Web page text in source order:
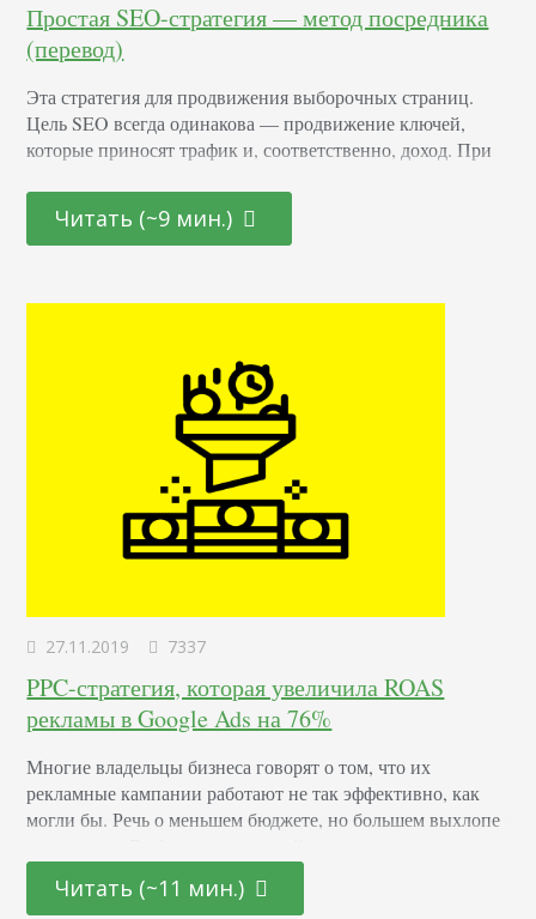
Простая SEO-стратегия — метод посредника
(перевод)
Эта стратегия для продвижения выборочных страниц.
Цель SEO всегда одинакова — продвижение ключей,
которые приносят трафик и, соответственно, доход. При
запрос "что такое страхование" для вывода в топ
хороший, но "купить страховку" лучше, т. к. он приводит
посредника, о котором я…
Читать (~9 мин.)
27.11.2019 7337
PPC-стратегия, которая увеличила ROAS
рекламы в Google Ads на 76%
Многие владельцы бизнеса говорят о том, что их
рекламные кампании работают не так эффективно, как
могли бы. Речь о меньшем бюджете, но большем выхлопе
что для получения прибыли достаточно настроить фид и
запустить рекламную кампанию на все свои продукты. В
Читать (~11 мин.)